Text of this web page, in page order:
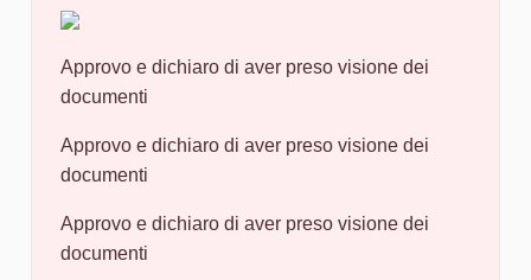
Approvo e dichiaro di aver preso visione dei
documenti
Approvo e dichiaro di aver preso visione dei
documenti
Approvo e dichiaro di aver preso visione dei
documenti